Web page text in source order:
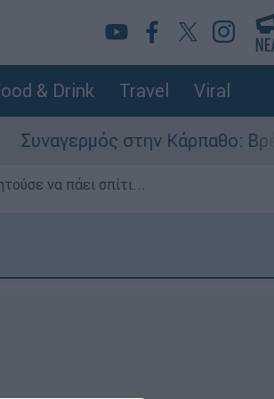
& Drink Travel Viral
στην Κάρπαθο:
να πάει σπίτι...